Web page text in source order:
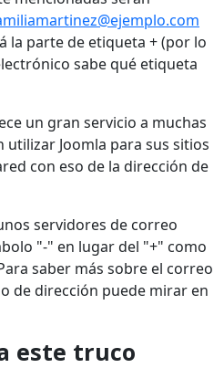
la parte de etiqueta + (por lo
sabe qué etiqueta
un gran servicio a muchas
utilizar Joomla para sus sitios
con eso de la dirección de
servidores de correo
"-" en lugar del "+" como
saber más sobre el correo
de dirección puede mirar en
este truco